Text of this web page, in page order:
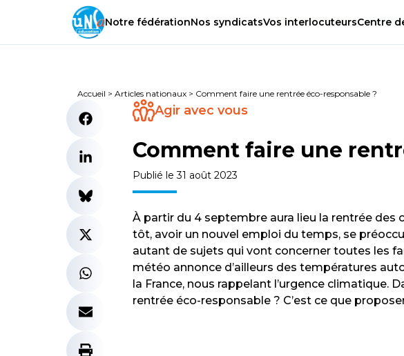
Notre fédérationNos syndicatsVos interlocuteursCentre
Accueil > Articles nationaux > Comment faire une rentrée éco-responsable ?
Agir avec vous
Comment faire une
Publié le 31 août 2023
À partir du 4 septembre aura lieu la rentrée des
tôt, avoir un nouvel emploi du temps, se
autant de sujets qui vont concerner toutes les
météo annonce d’ailleurs des températures
la France, nous rappelant l’urgence climatique.
rentrée éco-responsable ? C’est ce que